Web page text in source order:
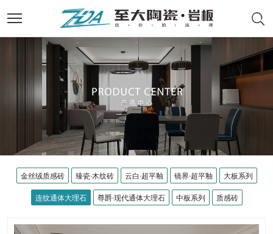
金丝绒质感砖 臻瓷·木纹砖 云白·超平釉 镜界·超平釉 大板系列
连纹通体大理石 尊爵·现代通体大理石 中板系列 质感砖